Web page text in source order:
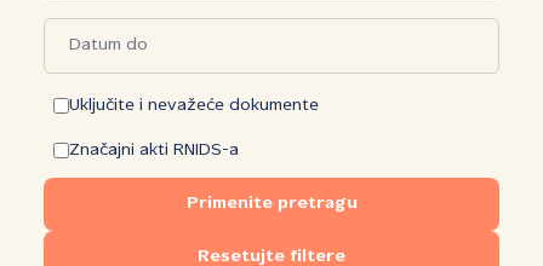
Uključite i nevažeće dokumente
Značajni akti RNIDS-a
Primenite pretragu
Resetujte filtere